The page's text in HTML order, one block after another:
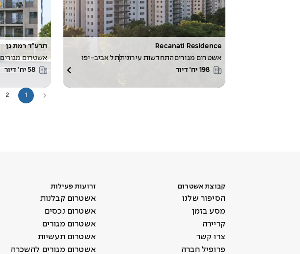
Recanati Residence
אשטרום מגורים התחדשות עירוניתתל אביב-יפו
198 יח׳ דיור
תרע"ד רמת גן
אשטרום מגורים
58 יח׳ דיור
1
2
קבוצת אשטרום
הסיפור שלנו
מסע בזמן
קריירה
צרו קשר
פרופיל חברה
זרועות פעילות
אשטרום קבלנות
אשטרום נכסים
אשטרום מגורים
אשטרום תעשיות
אשטרום מגורים להשכרה